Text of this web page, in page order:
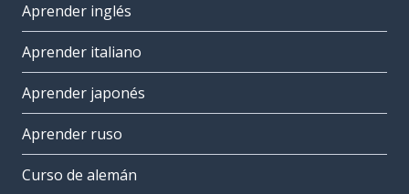
Aprender inglés
Aprender italiano
Aprender japonés
Aprender ruso
Curso de alemán